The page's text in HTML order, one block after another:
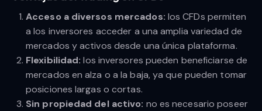
Acceso a diversos mercados: los CFDs permiten
a los inversores acceder a una amplia variedad de
mercados y activos desde una única plataforma.
Flexibilidad: los inversores pueden beneficiarse de
mercados en alza o a la baja, ya que pueden tomar
posiciones largas o cortas.
Sin propiedad del activo: no es necesario poseer